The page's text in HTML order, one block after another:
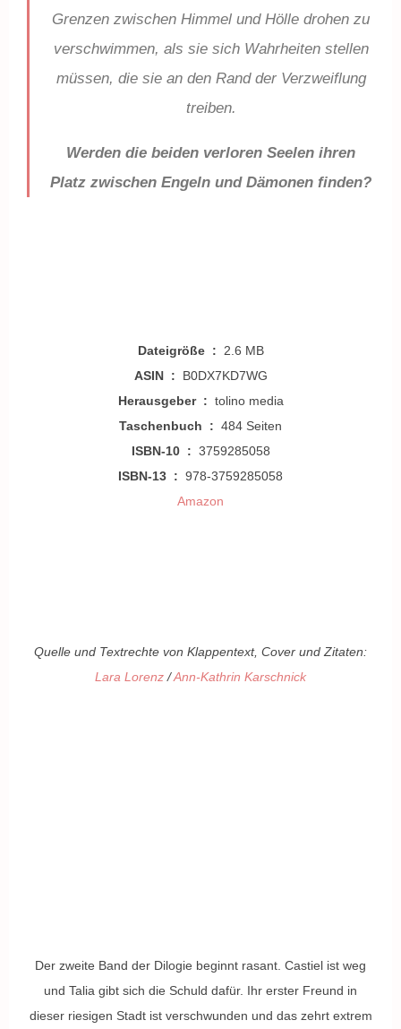
Grenzen zwischen Himmel und Hölle drohen zu
verschwimmen, als sie sich Wahrheiten stellen
müssen, die sie an den Rand der Verzweiflung
treiben.
Werden die beiden verloren Seelen ihren
Platz zwischen Engeln und Dämonen finden?
Dateigröße ‏ : ‎ 2.6 MB
ASIN ‏ : ‎ B0DX7KD7WG
Herausgeber ‏ : ‎ tolino media
Taschenbuch ‏ : ‎ 484 Seiten
ISBN-10 ‏ : ‎ 3759285058
ISBN-13 ‏ : ‎ 978-3759285058
Amazon
Quelle und Textrechte von Klappentext, Cover und Zitaten:
Lara Lorenz /Ann-Kathrin Karschnick
Der zweite Band der Dilogie beginnt rasant. Castiel ist weg
und Talia gibt sich die Schuld dafür. Ihr erster Freund in
dieser riesigen Stadt ist verschwunden und das zehrt extrem